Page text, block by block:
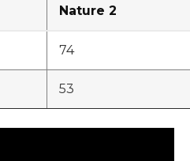
Nature 2
74
53